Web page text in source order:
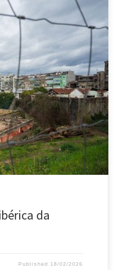
diz presidente da
da estratégia
para o espaço vai ocorrer em
Araújo, representando o ponto
da
Published 18/02/2026